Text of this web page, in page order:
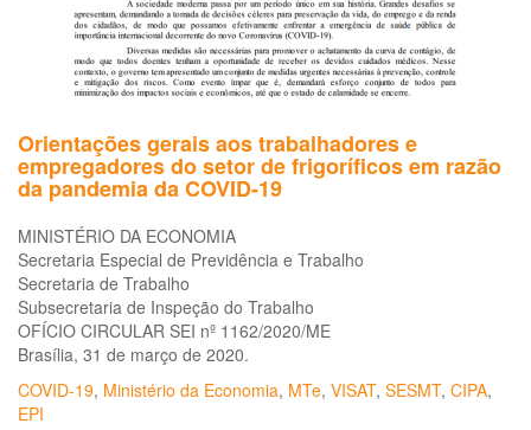
Orientações gerais aos trabalhadores e
empregadores do setor de frigoríficos em razão
da pandemia da COVID-19
MINISTÉRIO DA ECONOMIA
Secretaria Especial de Previdência e Trabalho
Secretaria de Trabalho
Subsecretaria de Inspeção do Trabalho
OFÍCIO CIRCULAR SEI nº 1162/2020/ME
Brasília, 31 de março de 2020.
COVID-19, Ministério da Economia, MTe, VISAT, SESMT, CIPA,
EPI